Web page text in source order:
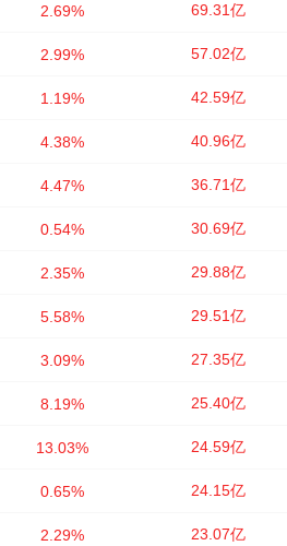
2.69% 69.31亿
2.99% 57.02亿
1.19% 42.59亿
4.38% 40.96亿
4.47% 36.71亿
0.54% 30.69亿
2.35% 29.88亿
5.58% 29.51亿
3.09% 27.35亿
8.19% 25.40亿
13.03% 24.59亿
0.65% 24.15亿
2.29% 23.07亿